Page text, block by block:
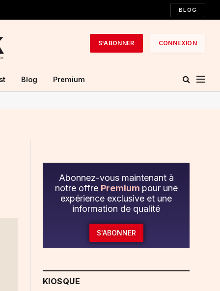
BLOG
S'ABONNER CONNEXION
Blog Premium
Abonnez-vous maintenant à
notre offre Premium pour une
expérience exclusive et une
information de qualité
S'ABONNER
KIOSQUE